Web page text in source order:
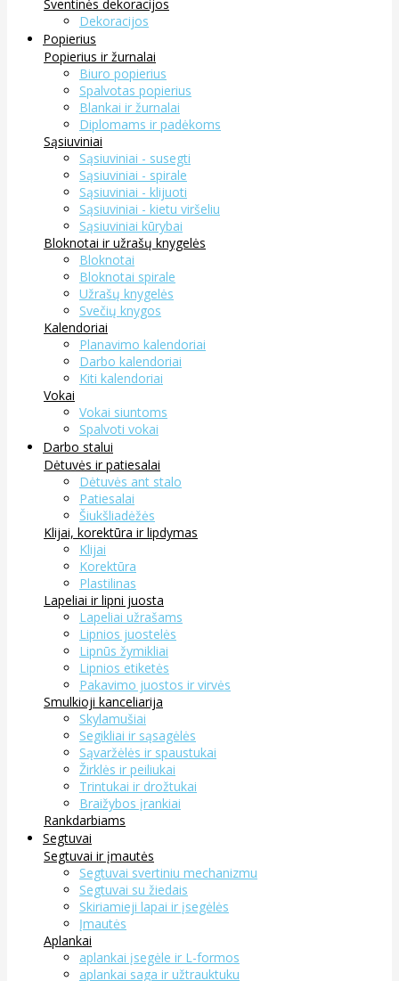
Šventinės dekoracijos
Dekoracijos
Popierius
Popierius ir žurnalai
Biuro popierius
Spalvotas popierius
Blankai ir žurnalai
Diplomams ir padėkoms
Sąsiuviniai
Sąsiuviniai - susegti
Sąsiuviniai - spirale
Sąsiuviniai - klijuoti
Sąsiuviniai - kietu viršeliu
Sąsiuviniai kūrybai
Bloknotai ir užrašų knygelės
Bloknotai
Bloknotai spirale
Užrašų knygelės
Svečių knygos
Kalendoriai
Planavimo kalendoriai
Darbo kalendoriai
Kiti kalendoriai
Vokai
Vokai siuntoms
Spalvoti vokai
Darbo stalui
Dėtuvės ir patiesalai
Dėtuvės ant stalo
Patiesalai
Šiukšliadėžės
Klijai, korektūra ir lipdymas
Klijai
Korektūra
Plastilinas
Lapeliai ir lipni juosta
Lapeliai užrašams
Lipnios juostelės
Lipnūs žymikliai
Lipnios etiketės
Pakavimo juostos ir virvės
Smulkioji kanceliarija
Skylamušiai
Segikliai ir sąsagėlės
Sąvaržėlės ir spaustukai
Žirklės ir peiliukai
Trintukai ir drožtukai
Braižybos įrankiai
Rankdarbiams
Segtuvai
Segtuvai ir įmautės
Segtuvai svertiniu mechanizmu
Segtuvai su žiedais
Skiriamieji lapai ir įsegėlės
Įmautės
Aplankai
aplankai įsegėle ir L-formos
aplankai saga ir užtrauktuku